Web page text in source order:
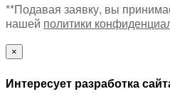
**Подавая заявку, вы
нашей политики
×
Интересует разработка